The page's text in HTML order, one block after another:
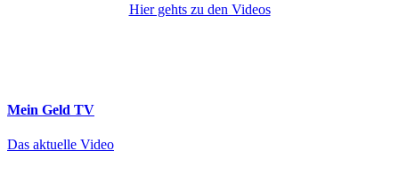
Hier gehts zu den Videos
Mein Geld TV
Das aktuelle Video